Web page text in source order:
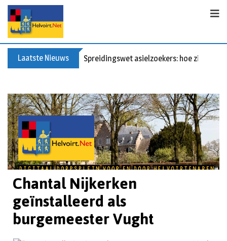
Laatste Nieuws Spreidingswet asielzoekers: hoe zit dat?
Chantal Nijkerken
geïnstalleerd als
burgemeester Vught